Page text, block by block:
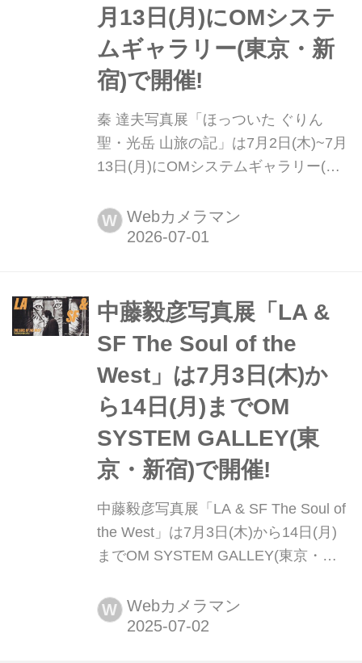
月13日(月)にOMシステ
ムギャラリー(東京・新
宿)で開催!
秦 達夫写真展「ほっついた ぐりん
聖・光岳 山旅の記」は7月2日(木)~7月
13日(月)にOMシステムギャラリー(東
「ほっついた ぐりん 聖・光岳 山旅の
記」が7月2日(木)~7月13日(月)にOMシ
W Webカメラマン
中藤毅彦写真展「LA &
SF The Soul of the
West」は7月3日(木)か
ら14日(月)までOM
SYSTEM GALLEY(東
京・新宿)で開催!
中藤毅彦写真展「LA & SF The Soul of
the West」は7月3日(木)から14日(月)
までOM SYSTEM GALLEY(東京・新
& SF The Soul of the West」が2025年
7月3日(木)から14日(月)までOMシステ
W Webカメラマン